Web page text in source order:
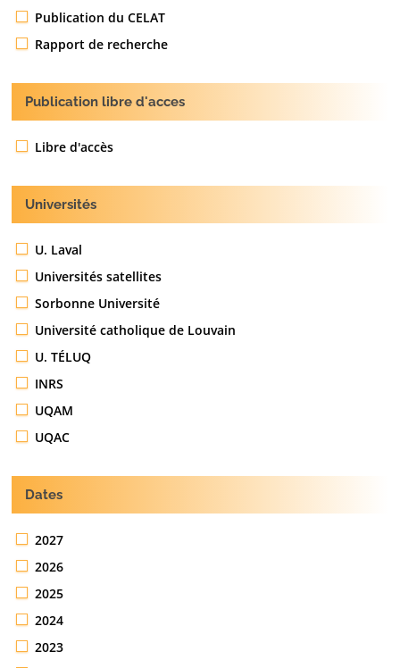
Publication du CELAT
Rapport de recherche
Publication libre d'acces
Libre d'accès
Universités
U. Laval
Universités satellites
Sorbonne Université
Université catholique de Louvain
U. TÉLUQ
INRS
UQAM
UQAC
Dates
2027
2026
2025
2024
2023